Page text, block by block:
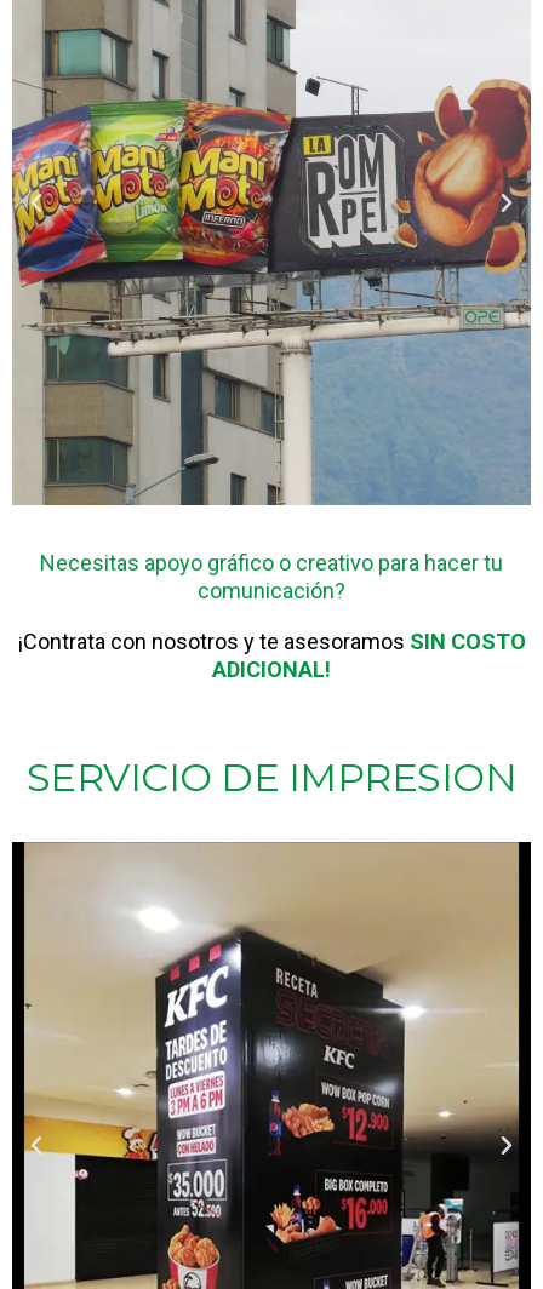
Necesitas apoyo gráfico o creativo para hacer tu
comunicación?
¡Contrata con nosotros y te asesoramos SIN COSTO
ADICIONAL!
SERVICIO DE IMPRESION